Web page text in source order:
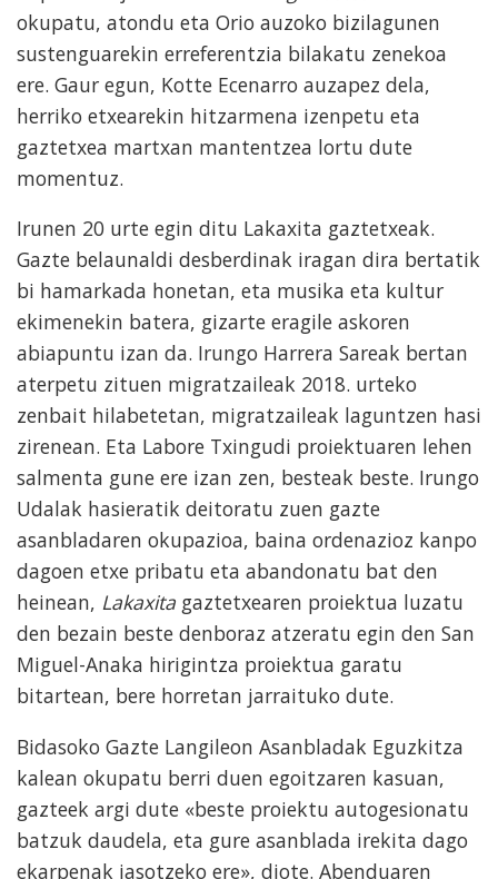
okupatu, atondu eta Orio auzoko bizilagunen
sustenguarekin erreferentzia bilakatu zenekoa
ere. Gaur egun, Kotte Ecenarro auzapez dela,
herriko etxearekin hitzarmena izenpetu eta
gaztetxea martxan mantentzea lortu dute
momentuz.
Irunen 20 urte egin ditu Lakaxita gaztetxeak.
Gazte belaunaldi desberdinak iragan dira bertatik
bi hamarkada honetan, eta musika eta kultur
ekimenekin batera, gizarte eragile askoren
abiapuntu izan da. Irungo Harrera Sareak bertan
aterpetu zituen migratzaileak 2018. urteko
zenbait hilabetetan, migratzaileak laguntzen hasi
zirenean. Eta Labore Txingudi proiektuaren lehen
salmenta gune ere izan zen, besteak beste. Irungo
Udalak hasieratik deitoratu zuen gazte
asanbladaren okupazioa, baina ordenazioz kanpo
dagoen etxe pribatu eta abandonatu bat den
heinean, Lakaxita gaztetxearen proiektua luzatu
den bezain beste denboraz atzeratu egin den San
Miguel-Anaka hirigintza proiektua garatu
bitartean, bere horretan jarraituko dute.
Bidasoko Gazte Langileon Asanbladak Eguzkitza
kalean okupatu berri duen egoitzaren kasuan,
gazteek argi dute «beste proiektu autogesionatu
batzuk daudela, eta gure asanblada irekita dago
ekarpenak jasotzeko ere», diote. Abenduaren